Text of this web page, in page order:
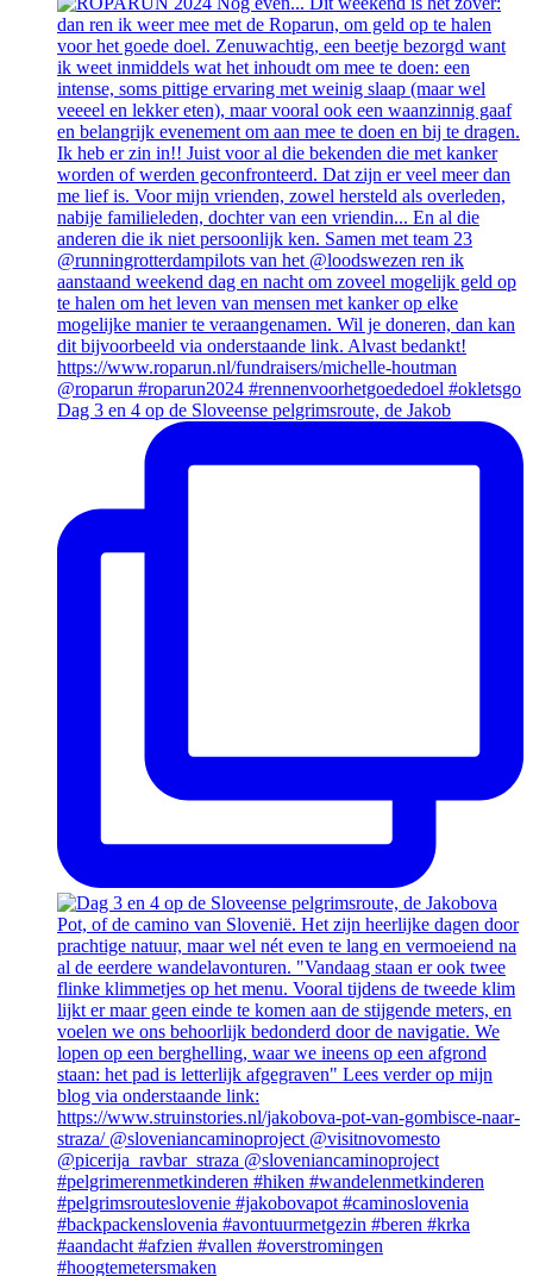
Dag 3 en 4 op de Sloveense pelgrimsroute, de Jakob